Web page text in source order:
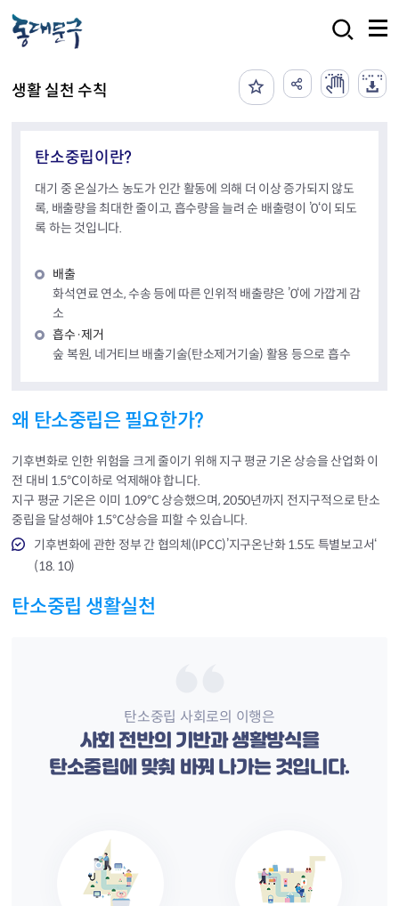
생활 실천 수칙
탄소중립이란?
대기 중 온실가스 농도가 인간 활동에 의해 더 이상 증가되지 않도
록, 배출량을 최대한 줄이고, 흡수량을 늘려 순 배출령이 ’0‘이 되도
록 하는 것입니다.
배출
화석연료 연소, 수송 등에 따른 인위적 배출량은 ’0‘에 가깝게 감
소
흡수·제거
숲 복원, 네거티브 배출기술(탄소제거기술) 활용 등으로 흡수
왜 탄소중립은 필요한가?
기후변화로 인한 위험을 크게 줄이기 위해 지구 평균 기온 상승을 산업화 이
전 대비 1.5℃이하로 억제해야 합니다.
지구 평균 기온은 이미 1.09℃ 상승했으며, 2050년까지 전지구적으로 탄소
중립을 달성해야 1.5℃상승을 피할 수 있습니다.
기후변화에 관한 정부 간 협의체(IPCC)’지구온난화 1.5도 특별보고서‘
(18. 10)
탄소중립 생활실천
탄소중립 사회로의 이행은
사회 전반의 기반과 생활방식을
탄소중립에 맞춰 바꿔 나가는 것입니다.